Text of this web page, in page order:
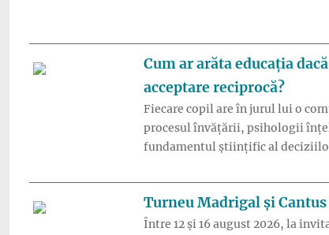
Cum ar arăta educația
acceptare reciprocă?
Fiecare copil are în jurul lui o
procesul învățării, psihologii
fundamentul științific al
Turneu Madrigal și
Între 12 și 16 august 2026, la